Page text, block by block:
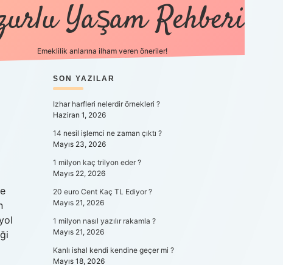
Yaşam Rehberi
Emeklilik anlarına ilham veren öneriler!
SIDEBAR
SON YAZILAR
Izhar harfleri nelerdir örnekleri ?
Haziran 1, 2026
14 nesil işlemci ne zaman çıktı ?
Mayıs 23, 2026
1 milyon kaç trilyon eder ?
Mayıs 22, 2026
20 euro Cent Kaç TL Ediyor ?
Mayıs 21, 2026
1 milyon nasıl yazılır rakamla ?
Mayıs 21, 2026
Kanlı ishal kendi kendine geçer mi ?
Mayıs 18, 2026
https://betci.co/